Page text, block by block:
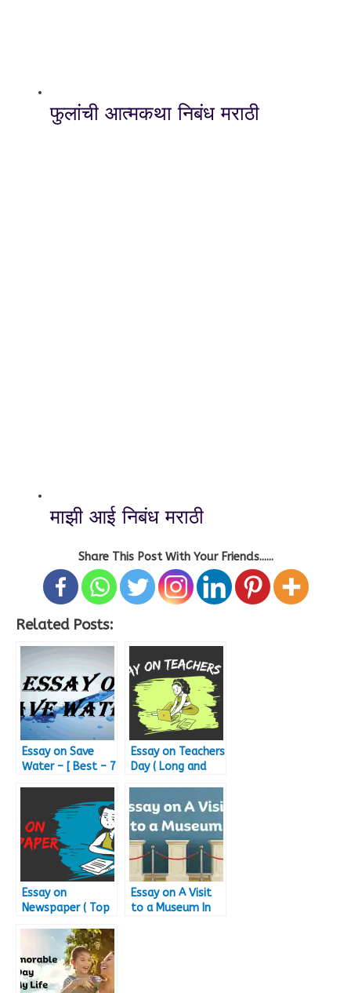
फुलांची आत्मकथा निबंध मराठी
माझी आई निबंध मराठी
Share This Post With Your Friends......
Related Posts:
Essay on Save
Water – [ Best – 7
Essay on Teachers
Day ( Long and
English 2023 )
Essay on
Newspaper ( Top
Short Newspaper
Essay )
Essay on A Visit
to a Museum In